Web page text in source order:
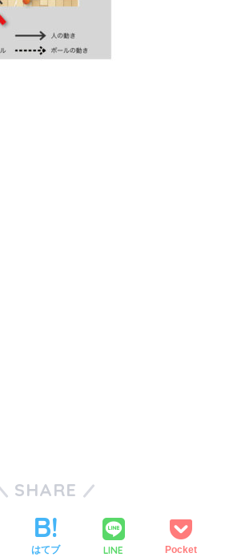
SHARE
はてブ LINE Pocket